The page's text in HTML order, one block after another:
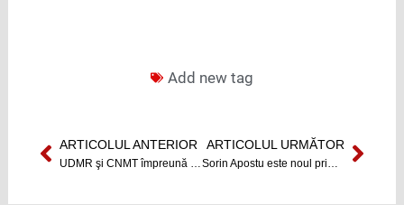
Add new tag
Prev
ARTICOLUL ANTERIOR
UDMR şi CNMT împreună la europarlamentare
ARTICOLUL URMĂTOR
Sorin Apostu este noul primar ales al Clujului Next